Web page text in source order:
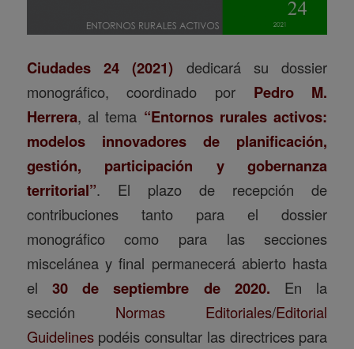
Ciudades 24 (2021) dedicará su dossier
monográfico, coordinado por Pedro M.
Herrera, al tema “Entornos rurales activos:
modelos innovadores de planificación,
gestión, participación y gobernanza
territorial”. El plazo de recepción de
contribuciones tanto para el dossier
monográfico como para las secciones
miscelánea y final permanecerá abierto hasta
el 30 de septiembre de 2020. En la
sección Normas Editoriales/Editorial
Guidelines podéis consultar las directrices para